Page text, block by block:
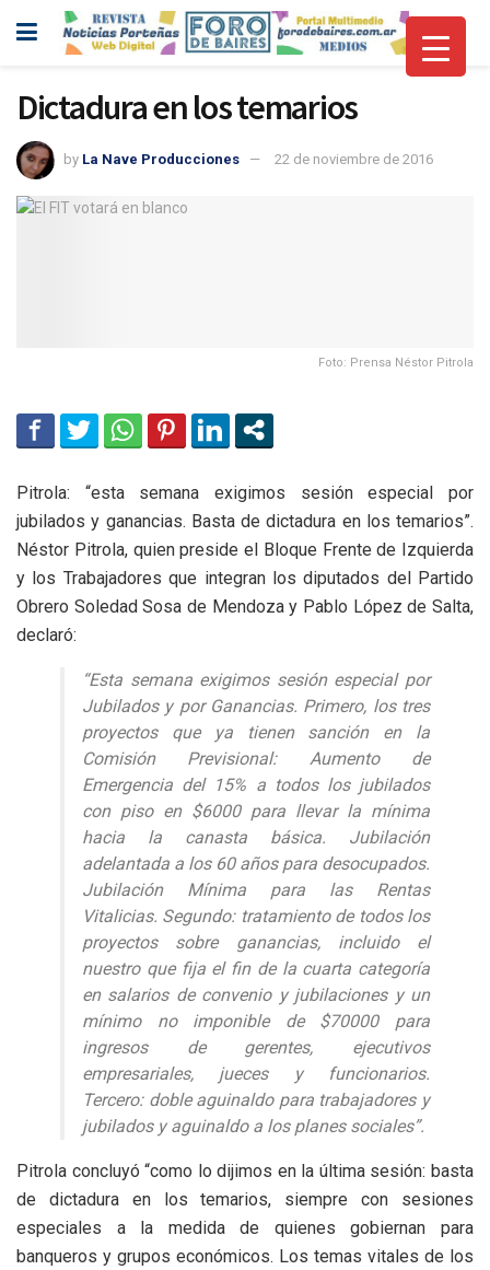
Dictadura en los temarios
by La Nave Producciones 22 de noviembre de 2016
Foto: Prensa Néstor Pitrola
Pitrola: “esta semana exigimos sesión especial por
jubilados y ganancias. Basta de dictadura en los temarios”.
Néstor Pitrola, quien preside el Bloque Frente de Izquierda
y los Trabajadores que integran los diputados del Partido
Obrero Soledad Sosa de Mendoza y Pablo López de Salta,
declaró:
“Esta semana exigimos sesión especial por
Jubilados y por Ganancias. Primero, los tres
proyectos que ya tienen sanción en la
Comisión Previsional: Aumento de
Emergencia del 15% a todos los jubilados
con piso en $6000 para llevar la mínima
hacia la canasta básica. Jubilación
adelantada a los 60 años para desocupados.
Jubilación Mínima para las Rentas
Vitalicias. Segundo: tratamiento de todos los
proyectos sobre ganancias, incluido el
nuestro que fija el fin de la cuarta categoría
en salarios de convenio y jubilaciones y un
mínimo no imponible de $70000 para
ingresos de gerentes, ejecutivos
empresariales, jueces y funcionarios.
Tercero: doble aguinaldo para trabajadores y
jubilados y aguinaldo a los planes sociales”.
Pitrola concluyó “como lo dijimos en la última sesión: basta
de dictadura en los temarios, siempre con sesiones
especiales a la medida de quienes gobiernan para
banqueros y grupos económicos. Los temas vitales de los